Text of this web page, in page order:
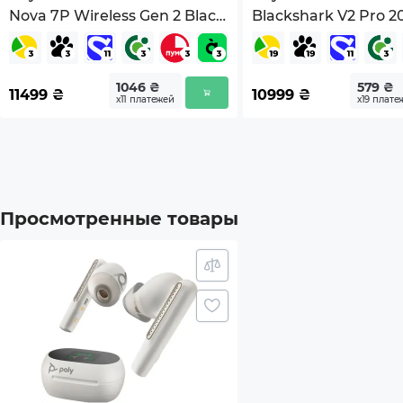
Вес (без упаковки), г 80
Белый
*Характеристики и комплектация товара могут
Nova 7P Wireless Gen 2 Black
(SS61744)
11499 ₴ 1046 ₴
х11 платежей
Blackshark V2 Pro
(RZ04-04530200-
10999 ₴ 579 ₴
х19
Просмотренные товары